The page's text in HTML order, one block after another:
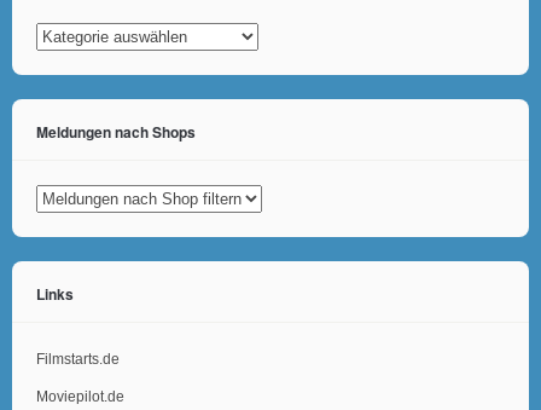
Kategorien
Meldungen nach Shops
Links
Filmstarts.de
Moviepilot.de